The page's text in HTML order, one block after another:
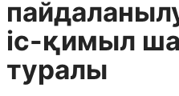
iс-қимыл
туралы